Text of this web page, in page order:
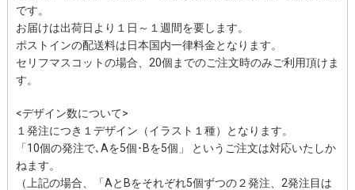
です。
お届けは出荷日より１日～１週間を要します。
ポストインの配送料は日本国内一律料金となります。
セリフマスコットの場合、20個までのご注文時のみご利用頂けま
す。
<デザイン数について>
１発注につき１デザイン（イラスト１種）となります。
「10個の発注で､Aを5個･Bを5個」 というご注文は対応いたしか
ねます。
（上記の場合、「AとBをそれぞれ5個ずつの２発注、2発注目は